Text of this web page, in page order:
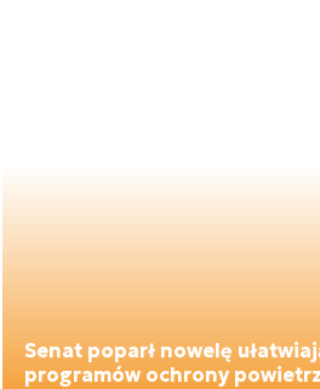
Senat poparł nowelę
programów ochrony